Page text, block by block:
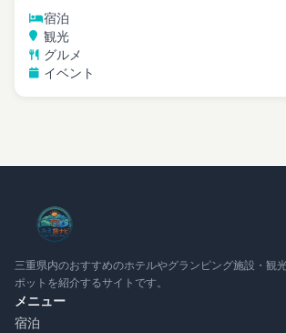
宿泊
観光
グルメ
イベント
三重県内のおすすめのホテルやグランピング施設・観
ポットを紹介するサイトです。
メニュー
宿泊